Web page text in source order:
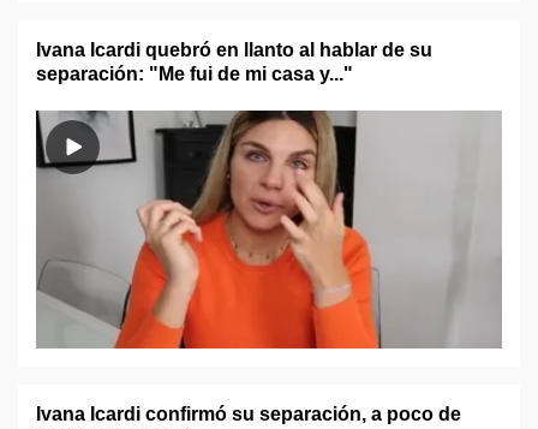
Ivana Icardi quebró en llanto al hablar de su
separación: "Me fui de mi casa y..."
Ivana Icardi confirmó su separación, a poco de